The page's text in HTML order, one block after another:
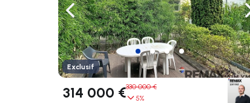
Naviguer vers la gauche
Exclusif
314 000 €330 000 €
5%